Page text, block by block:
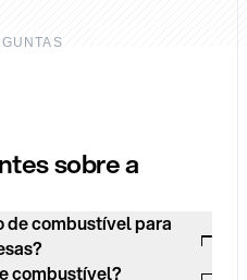
sobre a
de combustível para
combustível?